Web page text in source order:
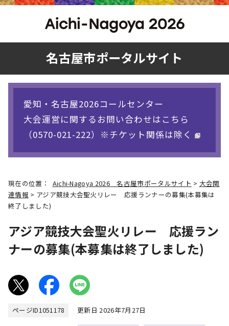
名古屋市ポータルサイト
愛知・名古屋2026コールセンター
大会運営に関するお問い合わせはこちら
（0570-021-222）※チケット関係は除く
現在の位置： Aichi-Nagoya 2026 名古屋市ポータルサイト > 大会関
連情報 > アジア競技大会聖火リレー 応援ランナーの募集(本募集は
終了しました)
アジア競技大会聖火リレー 応援ラン
ナーの募集(本募集は終了しました)
ページID1051178 更新日 2026年7月27日